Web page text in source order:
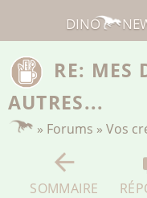
RE: MES
AUTRES...
» Forums »Vos
SOMMAIRE
DINO